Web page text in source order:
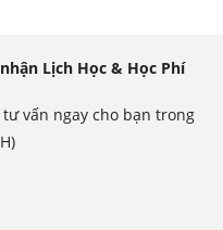
Lịch Học & Học Phí
tư vấn ngay cho bạn trong